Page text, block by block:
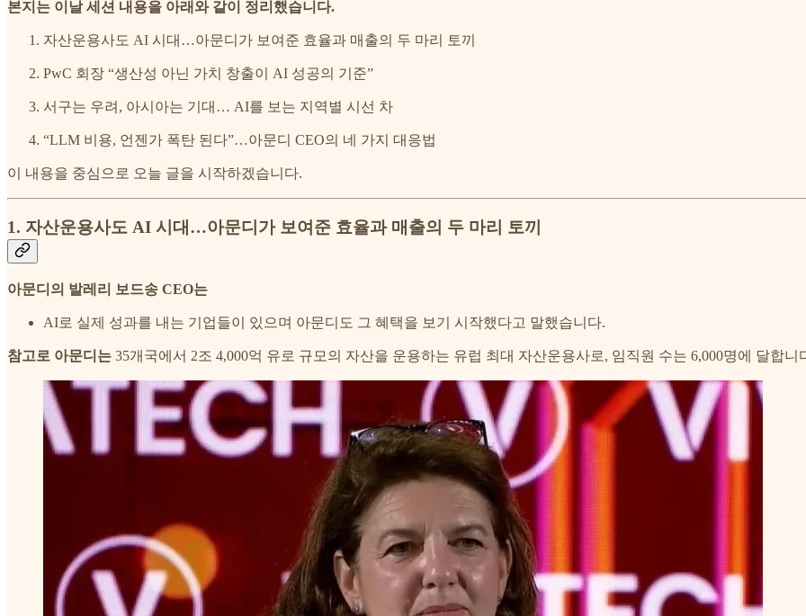
본지는 이날 세션 내용을 아래와 같이 정리했습니다.
자산운용사도 AI 시대…아문디가 보여준 효율과 매출의 두 마리 토끼
PwC 회장 “생산성 아닌 가치 창출이 AI 성공의 기준”
서구는 우려, 아시아는 기대… AI를 보는 지역별 시선 차
“LLM 비용, 언젠가 폭탄 된다”…아문디 CEO의 네 가지 대응법
이 내용을 중심으로 오늘 글을 시작하겠습니다.
1. 자산운용사도 AI 시대…아문디가 보여준 효율과 매출의 두 마리 토끼
아문디의 발레리 보드송 CEO는
AI로 실제 성과를 내는 기업들이 있으며 아문디도 그 혜택을 보기 시작했다고 말했습니다.
참고로 아문디는 35개국에서 2조 4,000억 유로 규모의 자산을 운용하는 유럽 최대 자산운용사로, 임직원 수는 6,000명에 달합니